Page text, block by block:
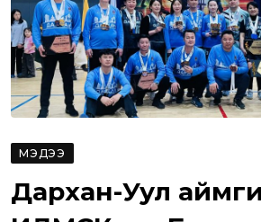
МЭДЭЭ
Дархан-Уул